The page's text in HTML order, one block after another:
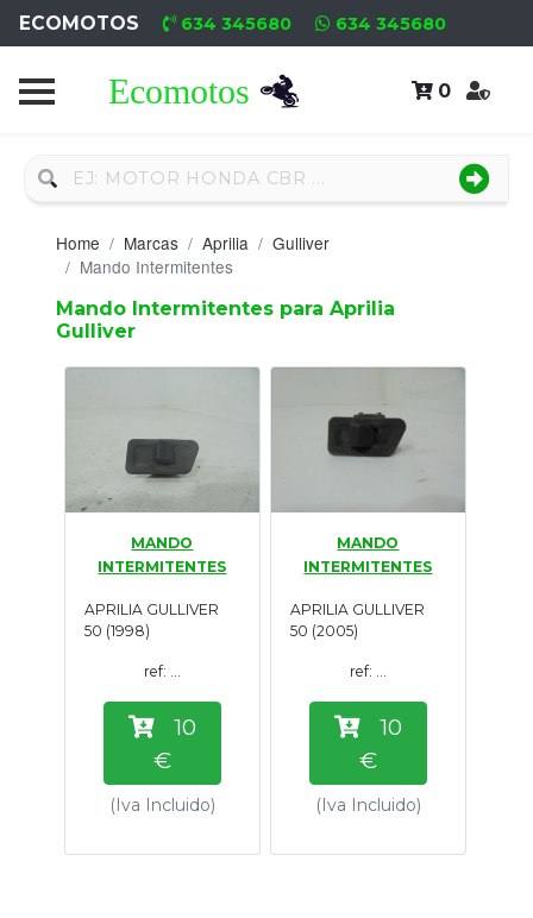
ECOMOTOS 634 345680 634 345680
0
Home
Nuevo
Neumáticos
Campa
Motores
Motores
Usados
Tasaciones
Formulario
Empresa
Contacto
Home Marcas Aprilia
Gulliver
Mando Intermitentes
Mando Intermitentes para Aprilia
Gulliver
MANDO
INTERMITENTES
APRILIA GULLIVER
50 (1998)
ref: ...
10
€
(Iva Incluido)
MANDO
INTERMITENTES
APRILIA GULLIVER
50 (2005)
ref: ...
10
€
(Iva Incluido)